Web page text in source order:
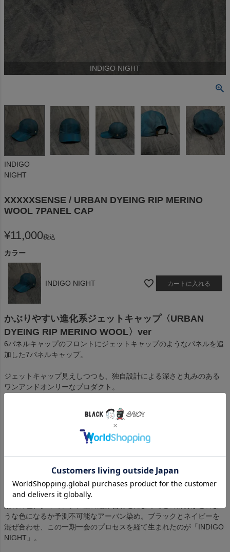
INDIGO NIGHT
INDIGO
NIGHT
XXXXXSENSE / URBAN DYEING RIP MERINO
WOOL 7PANEL CAP
¥11,000税込
カラー
INDIGO NIGHT カートに入れる
かぶりやすい進化系ジェットキャップ〈URBAN
DYEING RIP MERINO WOOL〉ver
6パネルキャップのフロントにジェットキャップのようなパネルを追
加した7パネルキャップ。
ジェットキャップ見えしつつも、独自設計による深さと丸みのある
ワンアンドオンリーなプロダクト。
生地には、メリノウール100%のリップストップを採用。ウールの上
品な質感にミリタリーの雰囲気が掛け合わさった存在感を放つ。
そんなリップメリノにアーバン染めという画期的な挑戦を敢行。
ウール素材に対応した自然な流し染め加工。単色から複数色まで配
色が可能で、世界に2つとないオリジナルの染め加工。
染料の色、タイミング、量の組み合わせによってどの部分がどのよ
うな色になるか予測不可能なアーバン染め。ブラックとネイビーを
混ぜ合わせ、この一期一会のプロセスを経て生まれたのが「INDIGO
NIGHT」。